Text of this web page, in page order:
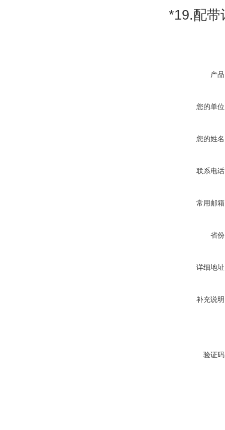
*19.配带
产
您的单
您的姓
联系电
常用邮
省
详细地
补充说
验证